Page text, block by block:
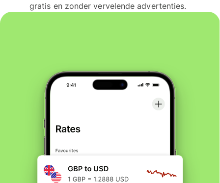
gratis en zonder vervelende advertenties.